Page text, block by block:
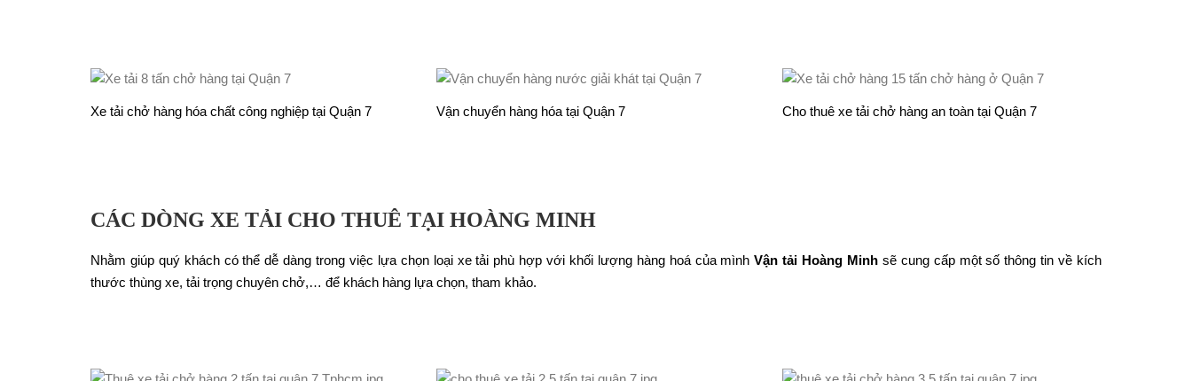
Xe tải chở hàng hóa chất công nghiệp tại Quận 7 Vận chuyển hàng hóa tại Quận 7 Cho thuê xe tải chở hàng an toàn tại Quận 7
CÁC DÒNG XE TẢI CHO THUÊ TẠI HOÀNG MINH
Nhằm giúp quý khách có thể dễ dàng trong việc lựa chọn loại xe tải phù hợp với khối lượng hàng hoá của mìnhVận tải Hoàng Minh sẽ cung cấp một số thông tin về kích
thước thùng xe, tải trọng chuyên chở,… để khách hàng lựa chọn, tham khảo.